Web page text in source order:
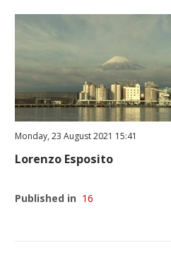
Monday, 23 August 2021 15:41
Lorenzo Esposito
Published in 16